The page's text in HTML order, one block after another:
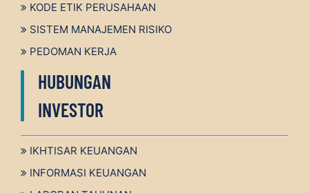
KODE ETIK PERUSAHAAN
SISTEM MANAJEMEN RISIKO
PEDOMAN KERJA
HUBUNGAN
INVESTOR
IKHTISAR KEUANGAN
INFORMASI KEUANGAN